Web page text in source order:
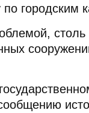
городским
столь